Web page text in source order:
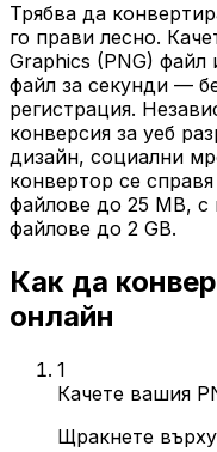
Трябва да
го прави лесно.
Graphics (PNG) файл
файл за секунди —
регистрация.
конверсия за уеб
дизайн, социални
конвертор се
файлове до 25 MB,
файлове до 2 GB.
Как да
онлайн
1
Качете вашия
Щракнете